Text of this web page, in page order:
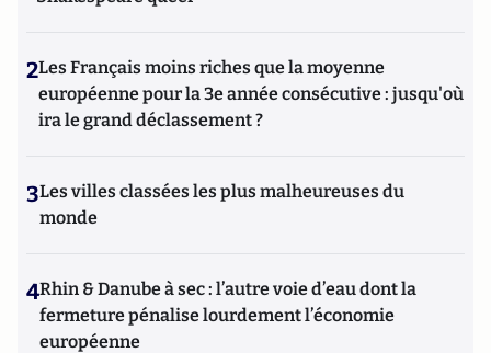
2Les Français moins riches que la moyenne
européenne pour la 3e année consécutive : jusqu'où
ira le grand déclassement ?
3Les villes classées les plus malheureuses du
monde
4Rhin & Danube à sec : l’autre voie d’eau dont la
fermeture pénalise lourdement l’économie
européenne